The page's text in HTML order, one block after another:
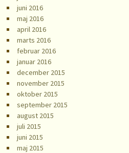
juni 2016
maj 2016
april 2016
marts 2016
februar 2016
januar 2016
december 2015
november 2015
oktober 2015
september 2015
august 2015
juli 2015
juni 2015
maj 2015